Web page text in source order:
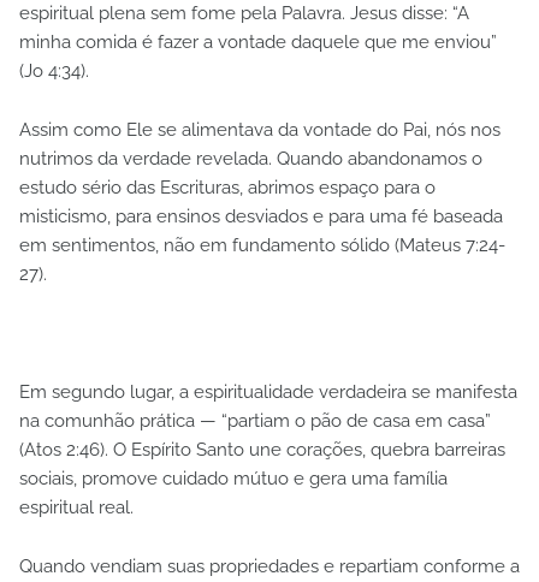
espiritual plena sem fome pela Palavra. Jesus disse: “A
minha comida é fazer a vontade daquele que me enviou”
(Jo 4:34).
Assim como Ele se alimentava da vontade do Pai, nós nos
nutrimos da verdade revelada. Quando abandonamos o
estudo sério das Escrituras, abrimos espaço para o
misticismo, para ensinos desviados e para uma fé baseada
em sentimentos, não em fundamento sólido (Mateus 7:24-
27).
Em segundo lugar, a espiritualidade verdadeira se manifesta
na comunhão prática — “partiam o pão de casa em casa”
(Atos 2:46). O Espírito Santo une corações, quebra barreiras
sociais, promove cuidado mútuo e gera uma família
espiritual real.
Quando vendiam suas propriedades e repartiam conforme a